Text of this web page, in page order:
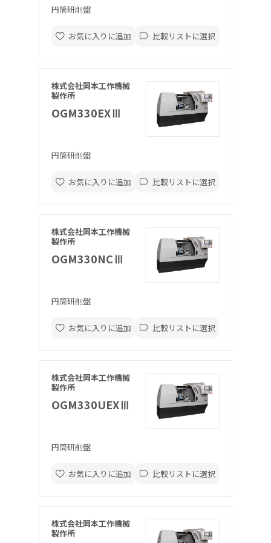
円筒研削盤
お気に入りに追加 比較リストに選択
株式会社岡本工作機械
製作所
OGM330EXⅢ
円筒研削盤
お気に入りに追加 比較リストに選択
株式会社岡本工作機械
製作所
OGM330NCⅢ
円筒研削盤
お気に入りに追加 比較リストに選択
株式会社岡本工作機械
製作所
OGM330UEXⅢ
円筒研削盤
お気に入りに追加 比較リストに選択
株式会社岡本工作機械
製作所